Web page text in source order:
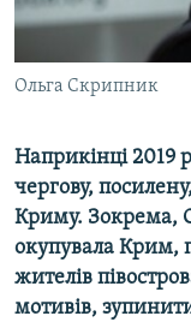
УКРАЇНСЬКА
Усі сайти RFE/
Ольга Скрипник
Наприкінці 2019
чергову,
Криму. Зокрема,
окупувала Крим,
жителів
мотивів,